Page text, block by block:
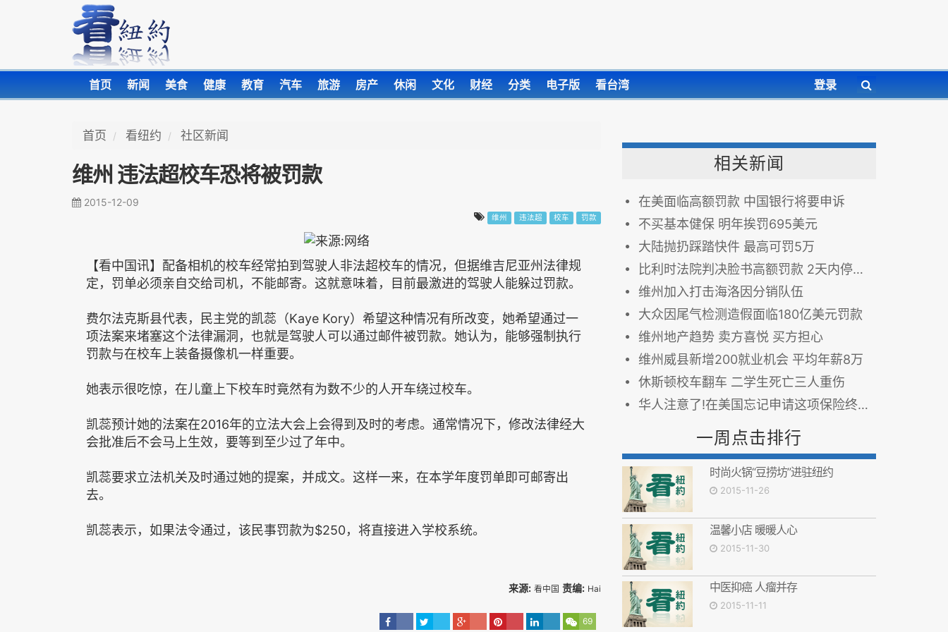
首页 新闻 美食 健康 教育 汽车 旅游 房产 休闲 文化 财经 分类 电子版 看台湾 登录
首页 看纽约 社区新闻
维州 违法超校车恐将被罚款
2015-12-09
维州 违法超 校车 罚款
【看中国讯】配备相机的校车经常拍到驾驶人非法超校车的情况，但据维吉尼亚州法律规
定，罚单必须亲自交给司机，不能邮寄。这就意味着，目前最激进的驾驶人能躲过罚款。
费尔法克斯县代表，民主党的凯蕊（Kaye Kory）希望这种情况有所改变，她希望通过一
项法案来堵塞这个法律漏洞，也就是驾驶人可以通过邮件被罚款。她认为，能够强制执行
罚款与在校车上装备摄像机一样重要。
她表示很吃惊，在儿童上下校车时竟然有为数不少的人开车绕过校车。
凯蕊预计她的法案在2016年的立法大会上会得到及时的考虑。通常情况下，修改法律经大
会批准后不会马上生效，要等到至少过了年中。
凯蕊要求立法机关及时通过她的提案，并成文。这样一来，在本学年度罚单即可邮寄出
去。
凯蕊表示，如果法令通过，该民事罚款为$250，将直接进入学校系统。
来源: 看中国 责编: Hai
69
相关新闻
在美面临高额罚款 中国银行将要申诉
不买基本健保 明年挨罚695美元
大陆抛扔踩踏快件 最高可罚5万
比利时法院判决脸书高额罚款 2天内停止追踪非用户
维州加入打击海洛因分销队伍
大众因尾气检测造假面临180亿美元罚款
维州地产趋势 卖方喜悦 买方担心
维州威县新增200就业机会 平均年薪8万
休斯顿校车翻车 二学生死亡三人重伤
华人注意了!在美国忘记申请这项保险终身都会受罚!
一周点击排行
时尚火锅“豆捞坊”进驻纽约
2015-11-26
温馨小店 暖暖人心
2015-11-30
中医抑癌 人瘤并存
2015-11-11